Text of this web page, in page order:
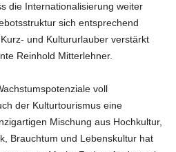
die Internationalisierung weiter
sich entsprechend
und Kultururlauber verstärkt
Reinhold Mitterlehner.
voll
der Kulturtourismus eine
Mischung aus Hochkultur,
Brauchtum und Lebenskultur hat